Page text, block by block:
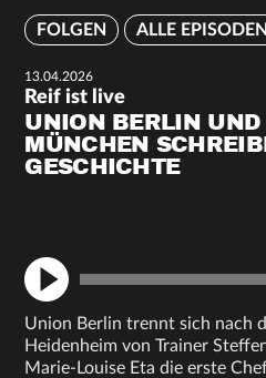
FOLGEN ALLE EPISODEN
13.04.2026
Reif ist live
UNION BERLIN
MÜNCHEN
GESCHICHTE
Union Berlin trennt sich nach
Heidenheim von Trainer
Marie-Louise Eta die erste